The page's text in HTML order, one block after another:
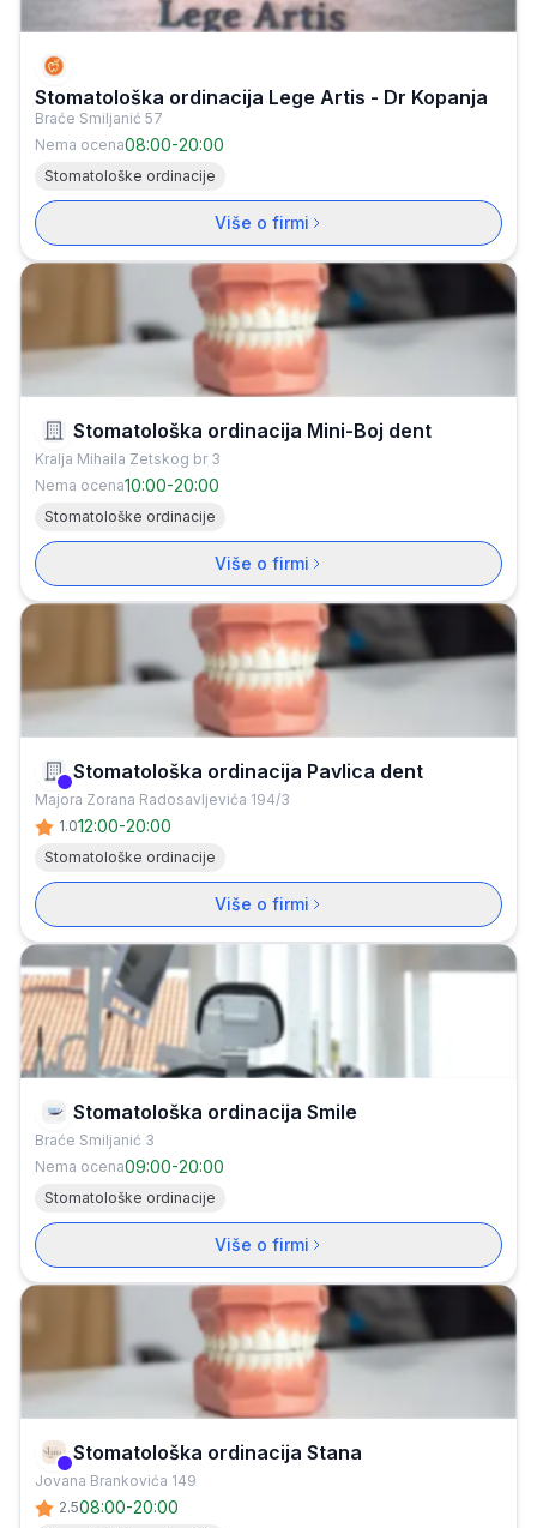
Stomatološka ordinacija Lege Artis - Dr Kopanja
Braće Smiljanić 57
Nema ocena08:00-20:00
Stomatološke ordinacije
Više o firmi
Stomatološka ordinacija Mini-Boj dent
Kralja Mihaila Zetskog br 3
Nema ocena10:00-20:00
Stomatološke ordinacije
Više o firmi
Verifikovana firma
Stomatološka ordinacija Pavlica dent
Majora Zorana Radosavljevića 194/3
1.012:00-20:00
Stomatološke ordinacije
Više o firmi
Stomatološka ordinacija Smile
Braće Smiljanić 3
Nema ocena09:00-20:00
Stomatološke ordinacije
Više o firmi
Verifikovana firma
Stomatološka ordinacija Stana
Jovana Brankovića 149
2.508:00-20:00